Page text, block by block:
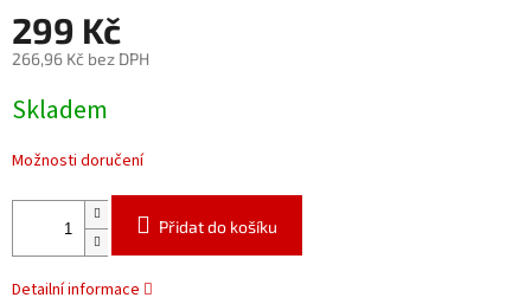
299 Kč
266,96 Kč bez DPH
cena:
Skladem
Možnosti doručení
Přidat do košíku
Detailní informace